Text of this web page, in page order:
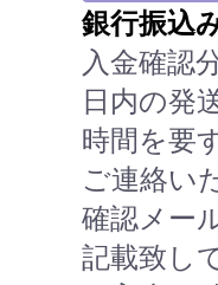
銀行振込
入金確認
日内の発
時間を要
ご連絡い
確認メー
記載致し